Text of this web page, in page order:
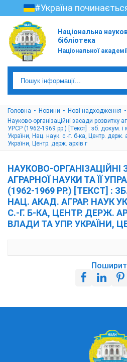
#Україна
Національна
бібліотека
Національної
Головна Новини Нові надходження
Науково-організаційні засади розвитку
УРСР (1962-1969 рр.) [Текст] : зб. докум.
України, Нац. наук. с.-г. б-ка, Центр. держ.
України, Центр. держ. архів г
НАУКОВО-
АГРАРНОЇ НАУКИ ТА ЇЇ
(1962-1969 РР.) [ТЕКСТ] :
НАЦ. АКАД. АГРАР. НАУК
С.-Г. Б-КА, ЦЕНТР. ДЕРЖ.
ВЛАДИ ТА УПР. УКРАЇНИ,